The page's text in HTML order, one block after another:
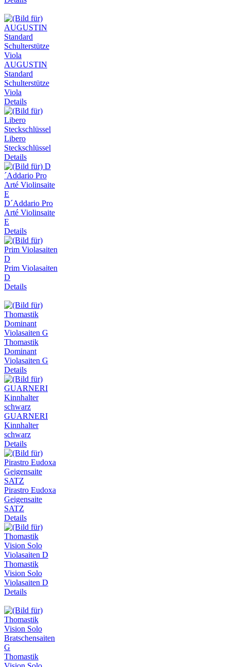
AUGUSTIN
Standard
Schulterstütze
Viola
Details
Libero
Steckschlüssel
Details
D´Addario Pro
Arté Violinsaite
E
Details
Prim Violasaiten
D
Details
Thomastik
Dominant
Violasaiten G
Details
GUARNERI
Kinnhalter
schwarz
Details
Pirastro Eudoxa
Geigensaite
SATZ
Details
Thomastik
Vision Solo
Violasaiten D
Details
Thomastik